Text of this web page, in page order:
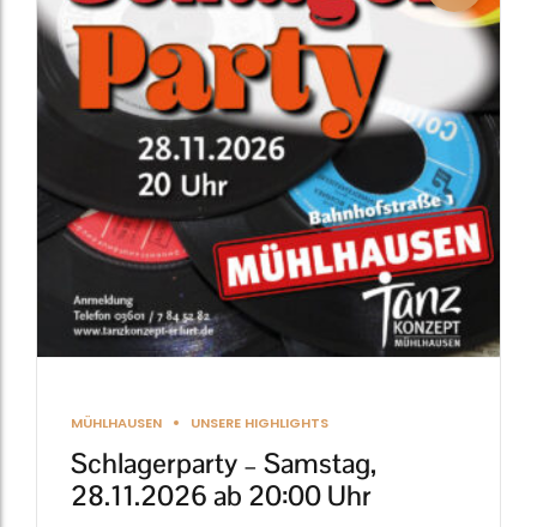
MÜHLHAUSEN UNSERE HIGHLIGHTS
Schlagerparty – Samstag,
28.11.2026 ab 20:00 Uhr